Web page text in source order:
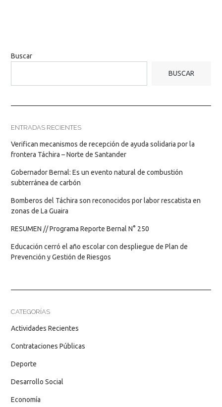
Buscar
BUSCAR
ENTRADAS RECIENTES
Verifican mecanismos de recepción de ayuda solidaria por la
frontera Táchira – Norte de Santander
Gobernador Bernal: Es un evento natural de combustión
subterránea de carbón
Bomberos del Táchira son reconocidos por labor rescatista en
zonas de La Guaira
RESUMEN // Programa Reporte Bernal N° 250
Educación cerró el año escolar con despliegue de Plan de
Prevención y Gestión de Riesgos
CATEGORÍAS
Actividades Recientes
Contrataciones Públicas
Deporte
Desarrollo Social
Economía